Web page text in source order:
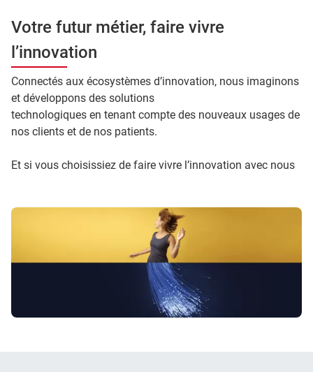
Votre futur métier, faire vivre
l’innovation
Connectés aux écosystèmes d’innovation, nous imaginons
et développons des solutions
technologiques en tenant compte des nouveaux usages de
nos clients et de nos patients.
Et si vous choisissiez de faire vivre l’innovation avec nous